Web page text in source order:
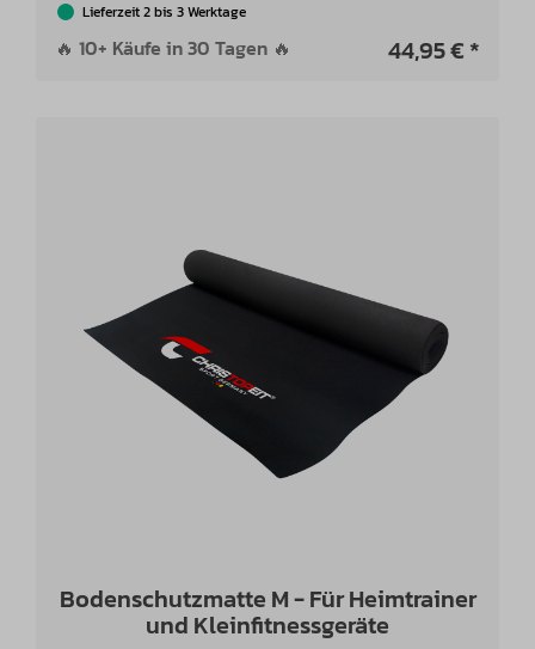
Lieferzeit 2 bis 3 Werktage
🔥 10+ Käufe in 30 Tagen 🔥 44,95 € *
Bodenschutzmatte M - Für Heimtrainer
und Kleinfitnessgeräte